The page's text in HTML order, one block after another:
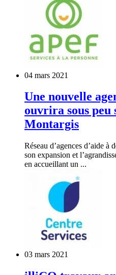
04 mars 2021
Une nouvelle
ouvrira sous peu
Montargis
Réseau d’agences d’aide
son expansion et
en accueillant un ...
03 mars 2021